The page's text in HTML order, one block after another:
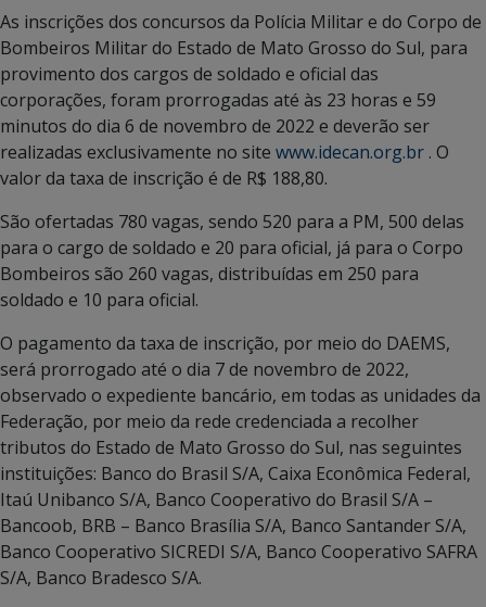
As inscrições dos concursos da Polícia Militar e do Corpo de
Bombeiros Militar do Estado de Mato Grosso do Sul, para
provimento dos cargos de soldado e oficial das
corporações, foram prorrogadas até às 23 horas e 59
minutos do dia 6 de novembro de 2022 e deverão ser
realizadas exclusivamente no site www.idecan.org.br . O
valor da taxa de inscrição é de R$ 188,80.
São ofertadas 780 vagas, sendo 520 para a PM, 500 delas
para o cargo de soldado e 20 para oficial, já para o Corpo
Bombeiros são 260 vagas, distribuídas em 250 para
soldado e 10 para oficial.
O pagamento da taxa de inscrição, por meio do DAEMS,
será prorrogado até o dia 7 de novembro de 2022,
observado o expediente bancário, em todas as unidades da
Federação, por meio da rede credenciada a recolher
tributos do Estado de Mato Grosso do Sul, nas seguintes
instituições: Banco do Brasil S/A, Caixa Econômica Federal,
Itaú Unibanco S/A, Banco Cooperativo do Brasil S/A –
Bancoob, BRB – Banco Brasília S/A, Banco Santander S/A,
Banco Cooperativo SICREDI S/A, Banco Cooperativo SAFRA
S/A, Banco Bradesco S/A.